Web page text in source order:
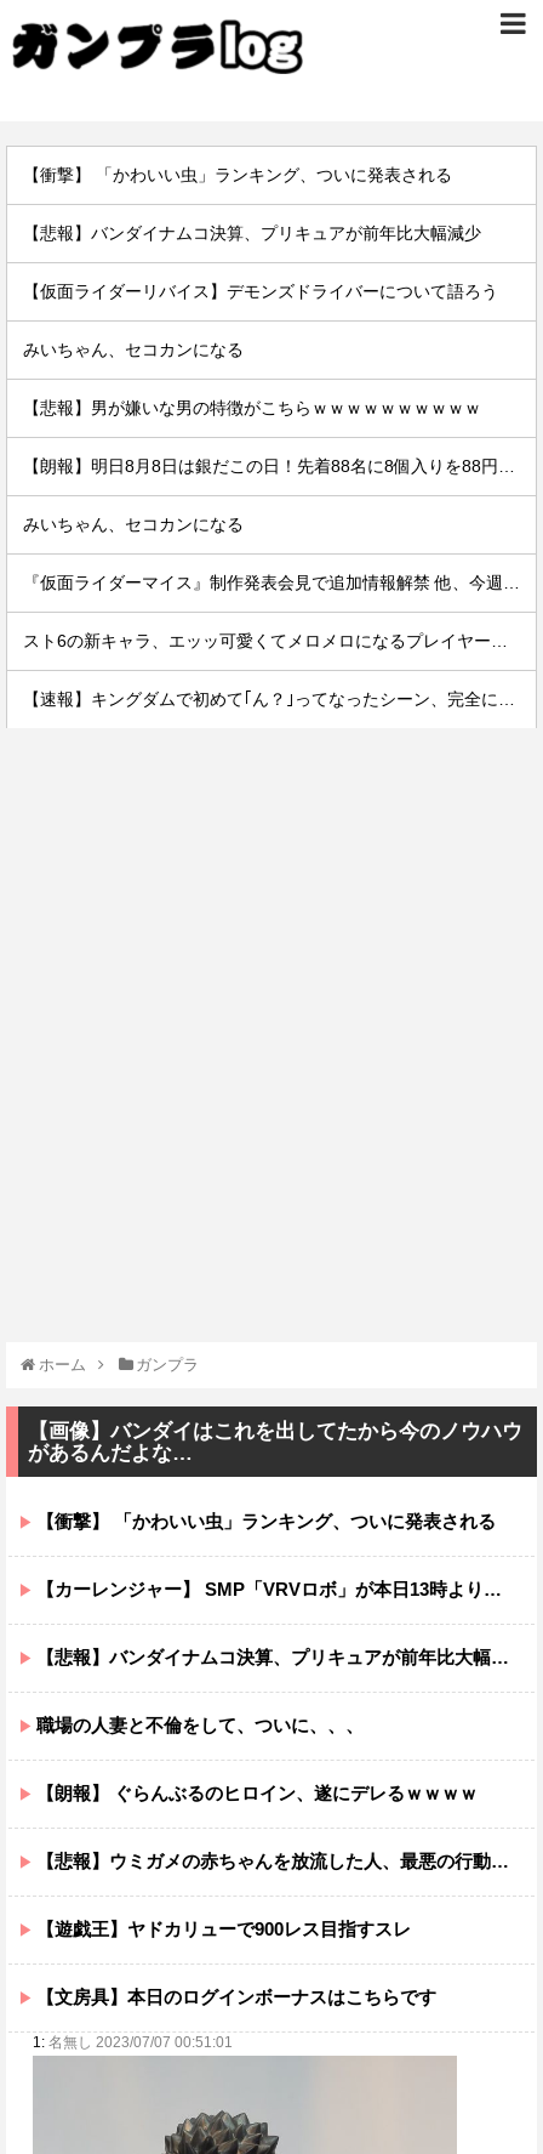
【衝撃】 「かわいい虫」ランキング、ついに発表される
【悲報】バンダイナムコ決算、プリキュアが前年比大幅減少
【仮面ライダーリバイス】デモンズドライバーについて語ろう
みいちゃん、セコカンになる
【悲報】男が嫌いな男の特徴がこちらｗｗｗｗｗｗｗｗｗｗ
みいちゃん、セコカンになる
ホーム ガンプラ
【画像】バンダイはこれを出してたから今のノウハウ
があるんだよな…
【衝撃】 「かわいい虫」ランキング、ついに発表される
【カーレンジャー】 SMP「VRVロボ」が本日13時より予約受付開始！！プレミアムバンダイ限定で登場！！
【悲報】バンダイナムコ決算、プリキュアが前年比大幅減少
職場の人妻と不倫をして、ついに、、、
【朗報】 ぐらんぶるのヒロイン、遂にデレるｗｗｗｗ
【悲報】ウミガメの赤ちゃんを放流した人、最悪の行動だと叩かれるｗｗｗｗ
【遊戯王】ヤドカリューで900レス目指すスレ
【文房具】本日のログインボーナスはこちらです
1: 名無し 2023/07/07 00:51:01